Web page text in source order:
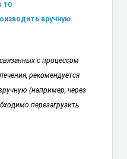
10.
вручную.
с процессом
рекомендуется
(например, через
перезагрузить